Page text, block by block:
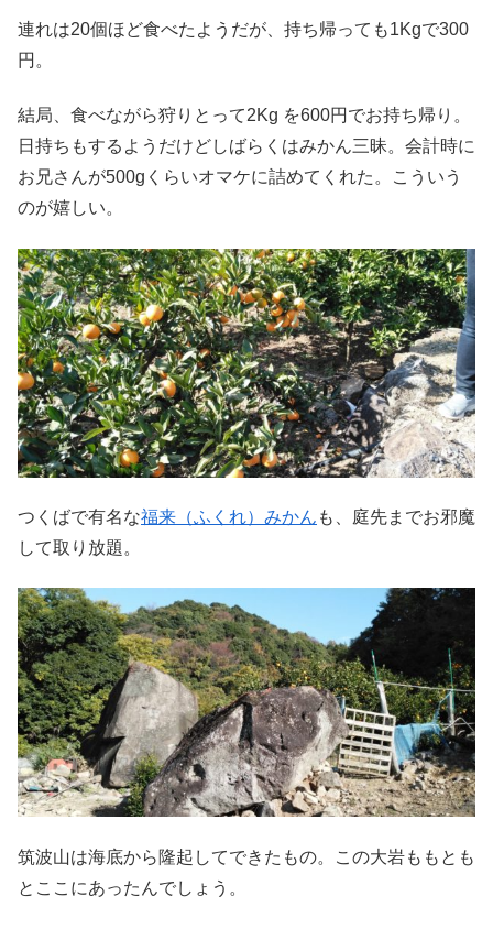
連れは20個ほど食べたようだが、持ち帰っても1Kgで300
円。
結局、食べながら狩りとって2Kg を600円でお持ち帰り。
日持ちもするようだけどしばらくはみかん三昧。会計時に
お兄さんが500gくらいオマケに詰めてくれた。こういう
のが嬉しい。
つくばで有名な福来（ふくれ）みかん も、庭先までお邪魔
して取り放題。
筑波山は海底から隆起してできたもの。この大岩ももとも
とここにあったんでしょう。